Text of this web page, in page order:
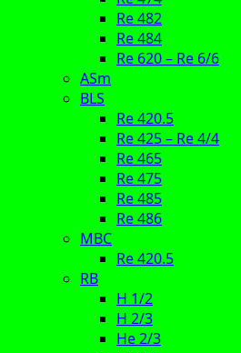
Re 482
Re 484
Re 620 – Re 6/6
ASm
BLS
Re 420.5
Re 425 – Re 4/4
Re 465
Re 475
Re 485
Re 486
MBC
Re 420.5
RB
H 1/2
H 2/3
He 2/3